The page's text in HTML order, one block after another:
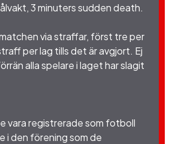
3 minuters sudden death.
via straffar, först tre per
per lag tills det är avgjort. Ej
alla spelare i laget har slagit
vara registrerade som fotboll
i den förening som de